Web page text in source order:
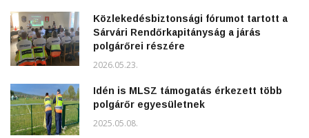
Közlekedésbiztonsági fórumot tartott a
Sárvári Rendőrkapitányság a járás
polgárőrei részére
2026.05.23.
Idén is MLSZ támogatás érkezett több
polgárőr egyesületnek
2025.05.08.